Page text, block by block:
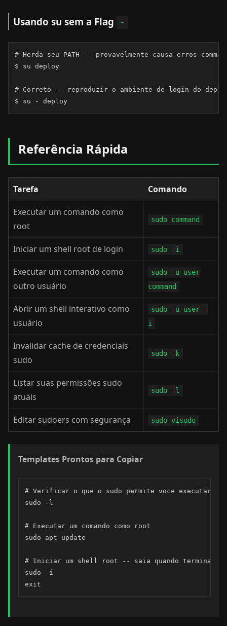
Usando su sem a Flag -
# Herda seu PATH -- provavelmente causa erros
$ su deploy
# Correto -- reproduzir o ambiente de login do
$ su - deploy
Referência Rápida
Tarefa Comando
Executar um comando como
root
sudo command
Iniciar um shell root de login sudo -i
Executar um comando como
outro usuário
sudo -u user
command
Abrir um shell interativo como
usuário
sudo -u user -
i
Invalidar cache de credenciais
sudo
sudo -k
Listar suas permissões sudo
atuais
sudo -l
Editar sudoers com segurança sudo visudo
Templates Prontos para Copiar
# Verificar o que o sudo permite voce executar
sudo -l
# Executar um comando como root
sudo apt update
# Iniciar um shell root -- saia quando terminar
sudo -i
exit